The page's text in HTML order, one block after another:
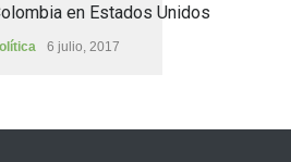
en Estados Unidos
6 julio, 2017